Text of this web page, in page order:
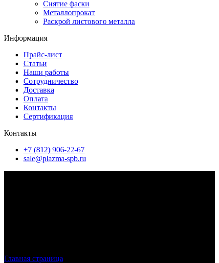
Снятие фаски
Металлопрокат
Раскрой листового металла
Информация
Прайс-лист
Статьи
Наши работы
Сотрудничество
Доставка
Оплата
Контакты
Сертификация
Контакты
+7 (812) 906-22-67
sale@plazma-spb.ru
Главная страница